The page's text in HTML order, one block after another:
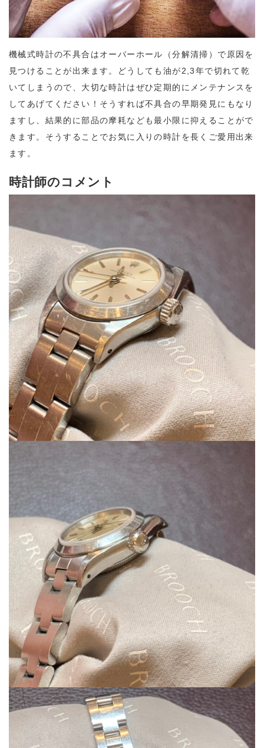
機械式時計の不具合はオーバーホール（分解清掃）で原因を
見つけることが出来ます。どうしても油が2,3年で切れて乾
いてしまうので、大切な時計はぜひ定期的にメンテナンスを
してあげてください！そうすれば不具合の早期発見にもなり
ますし、結果的に部品の摩耗なども最小限に抑えることがで
きます。そうすることでお気に入りの時計を長くご愛用出来
ます。
時計師のコメント